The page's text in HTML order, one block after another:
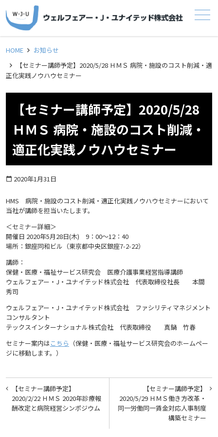
メニュー
HOME
お知らせ
【セミナー講師予定】2020/5/28 ＨＭＳ 病院・施設のコスト削減・適
正化実践ノウハウセミナー
【セミナー講師予定】2020/5/28
ＨＭＳ 病院・施設のコスト削減・
適正化実践ノウハウセミナー
calendar_today 2020年1月31日
HMS 病院・施設のコスト削減・適正化実践ノウハウセミナーにおいて
当社が講師を担当いたします。
＜セミナー詳細＞
開催日 2020年5月28日(木) 9：00～12：40
場所：銀座同和ビル（東京都中央区銀座7-2-22）
講師：
保健・医療・福祉サービス研究会 医療介護事業経営指導講師
ウェルフェアー・J・ユナイテッド株式会社 代表取締役社長 本間
秀司
ウェルフェアー・J・ユナイテッド株式会社 ファシリティマネジメント
コンサルタント
テックスインターナショナル株式会社 代表取締役 真鍋 竹春
セミナー案内はこちら （保健・医療・福祉サービス研究会のホームペー
ジに移動します。）
投
稿
ナ
【セミナー講師予定】
2020/5/29 ＨＭＳ働き方改革・
同一労働同一賃金対応人事制度
構築セミナー
【セミナー講師予定】
2020/2/22 ＨＭＳ 2020年診療報
酬改定と病院経営シンポジウム